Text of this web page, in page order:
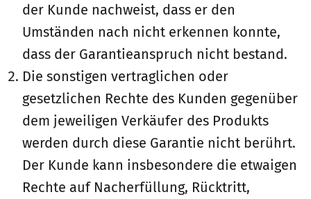
der Kunde nachweist, dass er den
Umständen nach nicht erkennen konnte,
dass der Garantieanspruch nicht bestand.
Die sonstigen vertraglichen oder
gesetzlichen Rechte des Kunden gegenüber
dem jeweiligen Verkäufer des Produkts
werden durch diese Garantie nicht berührt.
Der Kunde kann insbesondere die etwaigen
Rechte auf Nacherfüllung, Rücktritt,